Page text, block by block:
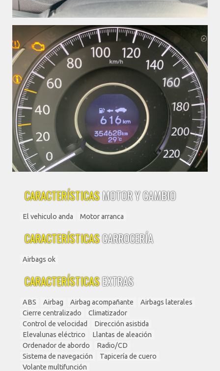
CARACTERÍSTICASMOTOR Y CAMBIO
El vehiculo anda Motor arranca
CARACTERÍSTICASCARROCERÍA
Airbags ok
CARACTERÍSTICASEXTRAS
ABS Airbag Airbag acompañante
Airbags laterales
Cierre centralizado
Climatizador
Control de velocidad
Dirección asistida
Elevalunas eléctrico
Llantas de aleación
Ordenador de abordo
Radio/CD
Sistema de navegación
Tapicería de cuero
Volante multifunción